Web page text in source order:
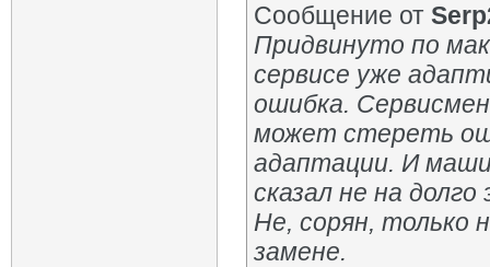
Сообщение от
Придвинуто по
сервисе уже
ошибка.
может стереть
адаптации. И
сказал не на
Не, сорян, только
замене.